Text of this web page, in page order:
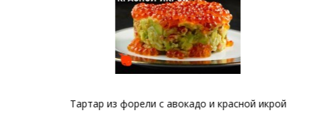
Тартар из форели с авокадо и красной икрой